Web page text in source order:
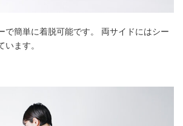
で簡単に着脱可能です。 両サイドにはシー
います。